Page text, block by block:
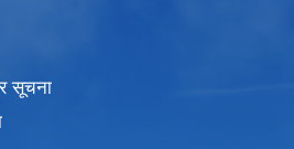
सूचना